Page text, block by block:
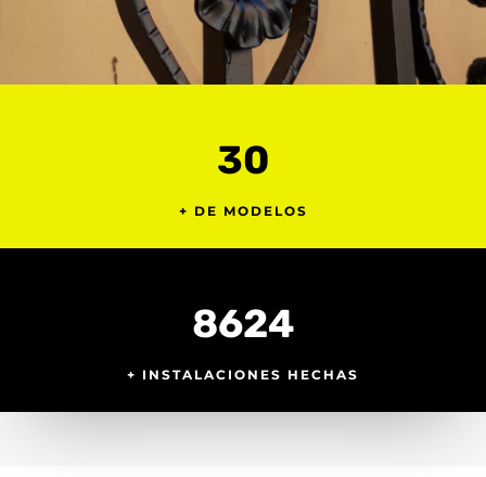
30
+ DE MODELOS
8624
+ INSTALACIONES HECHAS